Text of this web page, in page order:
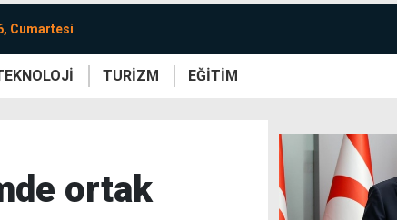
Cumartesi
TURİZM EĞİTİM
ortak